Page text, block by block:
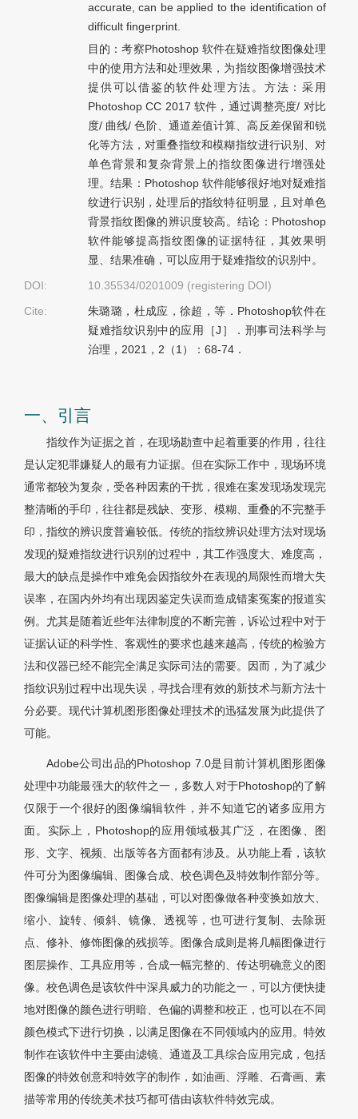
accurate, can be applied to the identification of
difficult fingerprint.
目的：考察Photoshop 软件在疑难指纹图像处理
中的使用方法和处理效果，为指纹图像增强技术
提供可以借鉴的软件处理方法。方法：采用
Photoshop CC 2017 软件，通过调整亮度/ 对比
度/ 曲线/ 色阶、通道差值计算、高反差保留和锐
化等方法，对重叠指纹和模糊指纹进行识别、对
单色背景和复杂背景上的指纹图像进行增强处
理。结果：Photoshop 软件能够很好地对疑难指
纹进行识别，处理后的指纹特征明显，且对单色
背景指纹图像的辨识度较高。结论：Photoshop
软件能够提高指纹图像的证据特征，其效果明
显、结果准确，可以应用于疑难指纹的识别中。
DOI:
10.35534/0201009 (registering DOI)
Cite:
朱璐璐，杜成应，徐超，等．Photoshop软件在
疑难指纹识别中的应用［J］．刑事司法科学与
治理，2021，2（1）：68-74．
一、引言
指纹作为证据之首，在现场勘查中起着重要的作用，往往
是认定犯罪嫌疑人的最有力证据。但在实际工作中，现场环境
通常都较为复杂，受各种因素的干扰，很难在案发现场发现完
整清晰的手印，往往都是残缺、变形、模糊、重叠的不完整手
印，指纹的辨识度普遍较低。传统的指纹辨识处理方法对现场
发现的疑难指纹进行识别的过程中，其工作强度大、难度高，
最大的缺点是操作中难免会因指纹外在表现的局限性而增大失
误率，在国内外均有出现因鉴定失误而造成错案冤案的报道实
例。尤其是随着近些年法律制度的不断完善，诉讼过程中对于
证据认证的科学性、客观性的要求也越来越高，传统的检验方
法和仪器已经不能完全满足实际司法的需要。因而，为了减少
指纹识别过程中出现失误，寻找合理有效的新技术与新方法十
分必要。现代计算机图形图像处理技术的迅猛发展为此提供了
可能。
Adobe公司出品的Photoshop 7.0是目前计算机图形图像
处理中功能最强大的软件之一，多数人对于Photoshop的了解
仅限于一个很好的图像编辑软件，并不知道它的诸多应用方
面。实际上，Photoshop的应用领域极其广泛，在图像、图
形、文字、视频、出版等各方面都有涉及。从功能上看，该软
件可分为图像编辑、图像合成、校色调色及特效制作部分等。
图像编辑是图像处理的基础，可以对图像做各种变换如放大、
缩小、旋转、倾斜、镜像、透视等，也可进行复制、去除斑
点、修补、修饰图像的残损等。图像合成则是将几幅图像进行
图层操作、工具应用等，合成一幅完整的、传达明确意义的图
像。校色调色是该软件中深具威力的功能之一，可以方便快捷
地对图像的颜色进行明暗、色偏的调整和校正，也可以在不同
颜色模式下进行切换，以满足图像在不同领域内的应用。特效
制作在该软件中主要由滤镜、通道及工具综合应用完成，包括
图像的特效创意和特效字的制作，如油画、浮雕、石膏画、素
描等常用的传统美术技巧都可借由该软件特效完成。